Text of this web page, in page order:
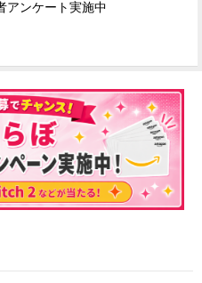
アンケート実施中